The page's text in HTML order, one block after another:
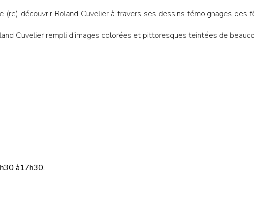
découvrir Roland Cuvelier à travers ses dessins témoignages des
Cuvelier rempli d’images colorées et pittoresques teintées de
à17h30.